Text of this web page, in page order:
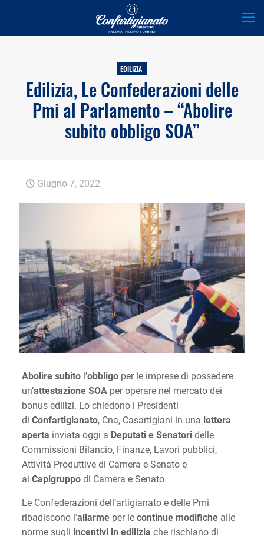
EDILIZIA
Edilizia, Le Confederazioni delle
Pmi al Parlamento – “Abolire
subito obbligo SOA”
Giugno 7, 2022
Abolire subitol’obbligoper le imprese di possedere
un’attestazione SOAper operare nel mercato dei
bonus edilizi. Lo chiedono i Presidenti
di Confartigianato, Cna, Casartigiani in una lettera
aperta inviata oggi a Deputati e Senatoridelle
Commissioni Bilancio, Finanze, Lavori pubblici,
Attività Produttive di Camera e Senato e
ai Capigruppodi Camera e Senato.
Le Confederazioni dell’artigianato e delle Pmi
ribadiscono l’allarmeper lecontinue modifichealle
norme sugli incentivi in edilizia che rischiano di